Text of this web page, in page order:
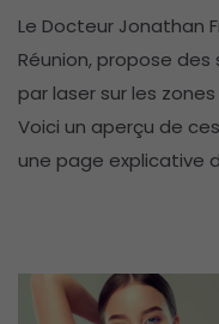
Le Docteur Jonathan
Réunion, propose
par laser sur les
Voici un aperçu de
une page explicative